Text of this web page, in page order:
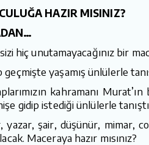
HAZIR MISINIZ?
hiç unutamayacağınız bir
geçmişte yaşamış ünlülerle
kahramanı
gidip istediği ünlülerle
yazar, şair, düşünür, mimar,
Maceraya hazır mısınız?